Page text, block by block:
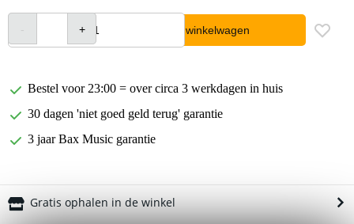
In winkelwagen
Bestel voor 23:00 = over circa 3 werkdagen in huis
30 dagen 'niet goed geld terug' garantie
3 jaar Bax Music garantie
Gratis ophalen in de winkel